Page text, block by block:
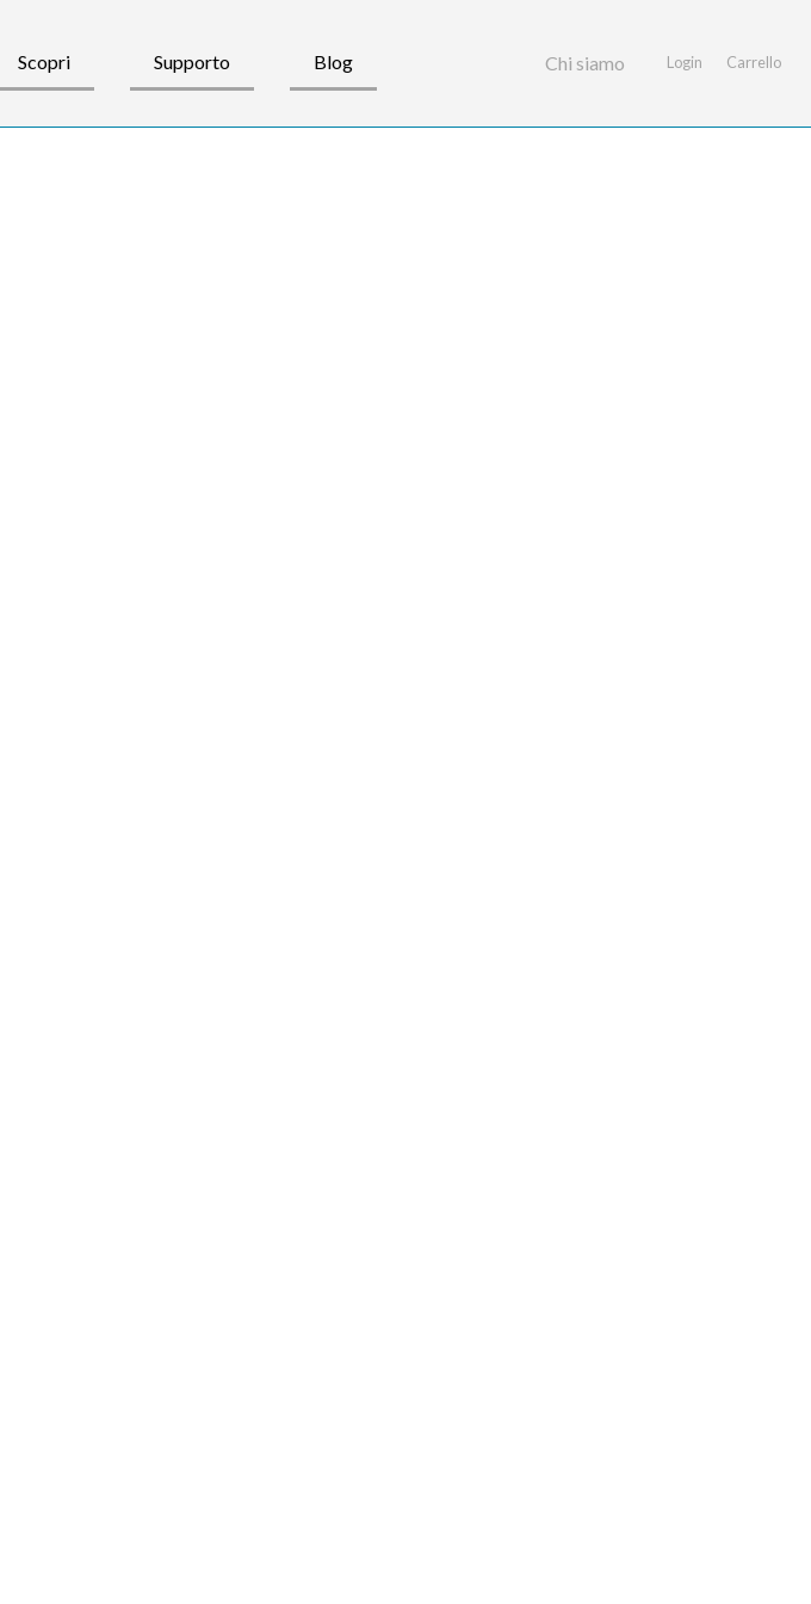
Scopri Supporto Blog Chi siamo Login Carrello